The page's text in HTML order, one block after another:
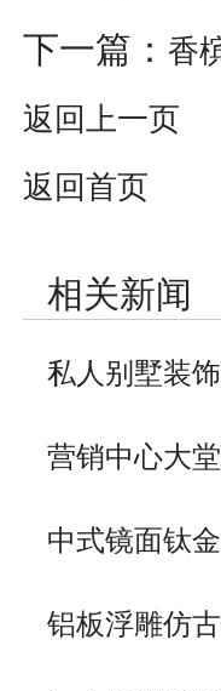
下一篇： 香
返回上一页
返回首页
相关新闻
私人别墅装
营销中心大
中式镜面钛
铝板浮雕仿